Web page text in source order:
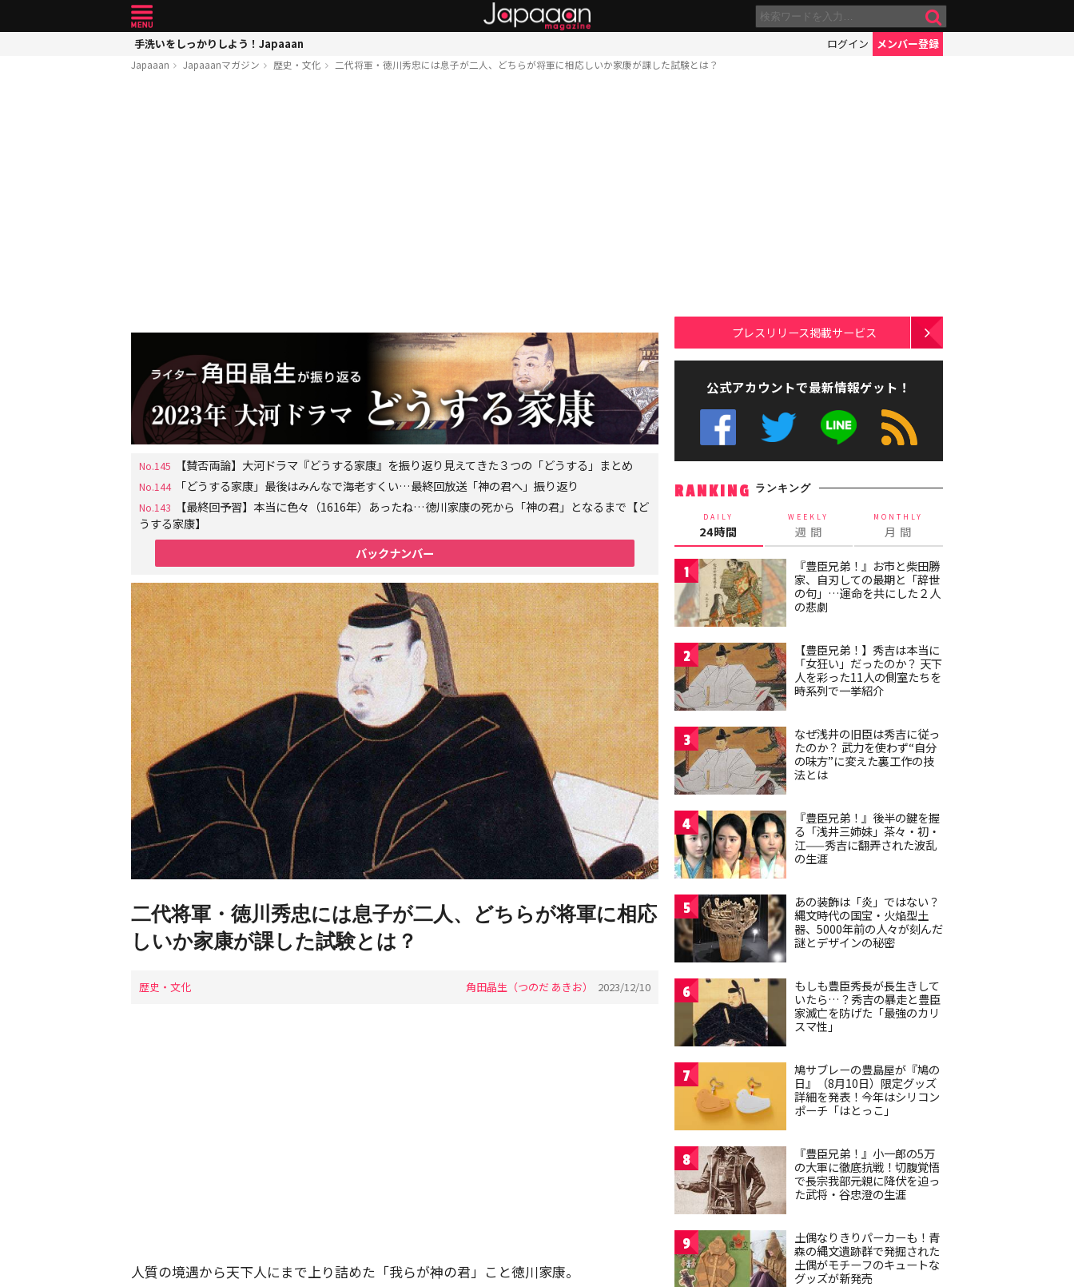
手洗いをしっかりしよう！Japaaan ログイン メンバー登録
Japaaan Japaaanマガジン 歴史・文化 二代将軍・徳川秀忠には息子が二人、どちらが将軍に相応しいか家康が課した試験とは？
No.145 【賛否両論】大河ドラマ『どうする家康』を振り返り見えてきた３つの「どうする」まとめ
No.144 「どうする家康」最後はみんなで海老すくい…最終回放送「神の君へ」振り返り
No.143
【最終回予習】本当に色々（1616年）あったね…徳川家康の死から「神の君」となるまで【ど
うする家康】
バックナンバー
二代将軍・徳川秀忠には息子が二人、どちらが将軍に相応
しいか家康が課した試験とは？
歴史・文化 角田晶生（つのだ あきお） 2023/12/10
人質の境遇から天下人にまで上り詰めた「我らが神の君」こと徳川家康。
プレスリリース掲載サービス
公式アカウントで最新情報ゲット！
RANKING ランキング
DAILY
24時間
WEEKLY
週 間
MONTHLY
月 間
1
『豊臣兄弟！』お市と柴田勝
家、自刃しての最期と「辞世
の句」…運命を共にした２人
の悲劇
2
【豊臣兄弟！】秀吉は本当に
「女狂い」だったのか？ 天下
人を彩った11人の側室たちを
時系列で一挙紹介
3
なぜ浅井の旧臣は秀吉に従っ
たのか？ 武力を使わず“自分
の味方”に変えた裏工作の技
法とは
4
『豊臣兄弟！』後半の鍵を握
る「浅井三姉妹」茶々・初・
江——秀吉に翻弄された波乱
の生涯
5
あの装飾は「炎」ではない？
縄文時代の国宝・火焔型土
器、5000年前の人々が刻んだ
謎とデザインの秘密
6
もしも豊臣秀長が長生きして
いたら…？秀吉の暴走と豊臣
家滅亡を防げた「最強のカリ
スマ性」
7
鳩サブレーの豊島屋が『鳩の
日』（8月10日）限定グッズ
詳細を発表！今年はシリコン
ポーチ「はとっこ」
8
『豊臣兄弟！』小一郎の5万
の大軍に徹底抗戦！切腹覚悟
で長宗我部元親に降伏を迫っ
た武将・谷忠澄の生涯
9
土偶なりきりパーカーも！青
森の縄文遺跡群で発掘された
土偶がモチーフのキュートな
グッズが新発売